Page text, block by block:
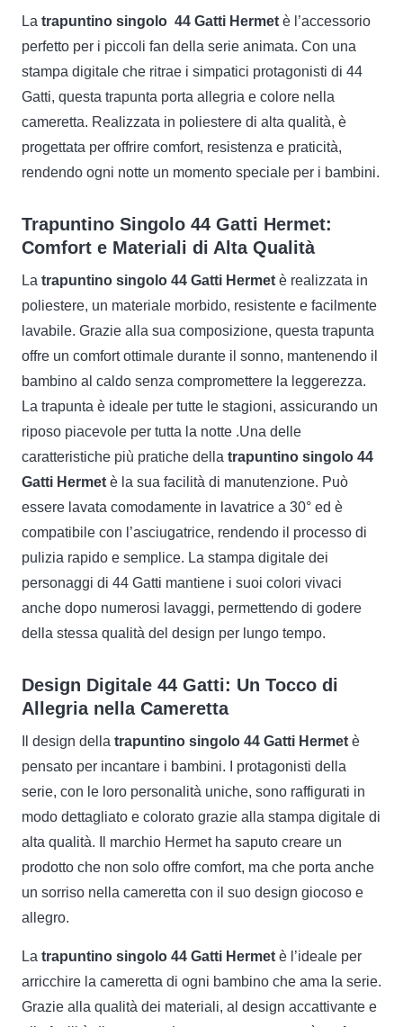
La trapuntino singolo 44 Gatti Hermet è l’accessorio
perfetto per i piccoli fan della serie animata. Con una
stampa digitale che ritrae i simpatici protagonisti di 44
Gatti, questa trapunta porta allegria e colore nella
cameretta. Realizzata in poliestere di alta qualità, è
progettata per offrire comfort, resistenza e praticità,
rendendo ogni notte un momento speciale per i bambini.
Trapuntino Singolo 44 Gatti Hermet:
Comfort e Materiali di Alta Qualità
La trapuntino singolo 44 Gatti Hermet è realizzata in
poliestere, un materiale morbido, resistente e facilmente
lavabile. Grazie alla sua composizione, questa trapunta
offre un comfort ottimale durante il sonno, mantenendo il
bambino al caldo senza compromettere la leggerezza.
La trapunta è ideale per tutte le stagioni, assicurando un
riposo piacevole per tutta la notte .Una delle
caratteristiche più pratiche della trapuntino singolo 44
Gatti Hermet è la sua facilità di manutenzione. Può
essere lavata comodamente in lavatrice a 30° ed è
compatibile con l’asciugatrice, rendendo il processo di
pulizia rapido e semplice. La stampa digitale dei
personaggi di 44 Gatti mantiene i suoi colori vivaci
anche dopo numerosi lavaggi, permettendo di godere
della stessa qualità del design per lungo tempo.
Design Digitale 44 Gatti: Un Tocco di
Allegria nella Cameretta
Il design della trapuntino singolo 44 Gatti Hermet è
pensato per incantare i bambini. I protagonisti della
serie, con le loro personalità uniche, sono raffigurati in
modo dettagliato e colorato grazie alla stampa digitale di
alta qualità. Il marchio Hermet ha saputo creare un
prodotto che non solo offre comfort, ma che porta anche
un sorriso nella cameretta con il suo design giocoso e
allegro.
La trapuntino singolo 44 Gatti Hermet è l’ideale per
arricchire la cameretta di ogni bambino che ama la serie.
Grazie alla qualità dei materiali, al design accattivante e